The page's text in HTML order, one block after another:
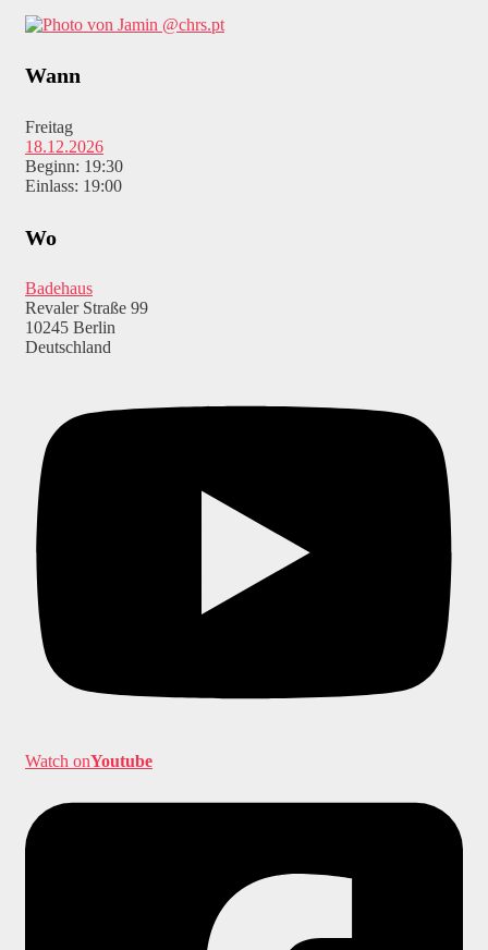
@chrs.pt
Wann
Freitag
18.12.2026
Beginn: 19:30
Einlass: 19:00
Wo
Badehaus
Revaler Straße 99
10245 Berlin
Deutschland
Watch onYoutube